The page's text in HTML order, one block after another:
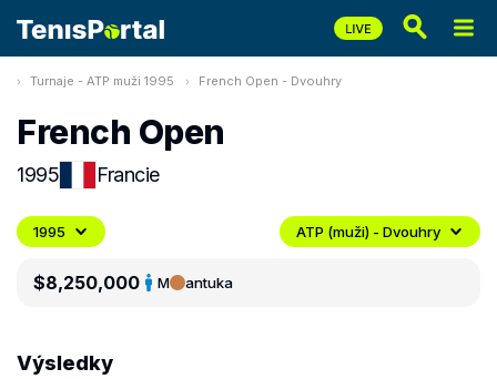
Turnaje - ATP muži 1995 French Open - Dvouhry
French Open
1995 Francie
1995 ATP (muži) - Dvouhry
$8,250,000 M antuka
Výsledky